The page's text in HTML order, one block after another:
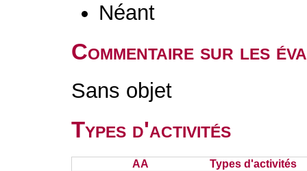
Néant
Commentaire sur les
Sans objet
Types d'activités
AA Types d'activités